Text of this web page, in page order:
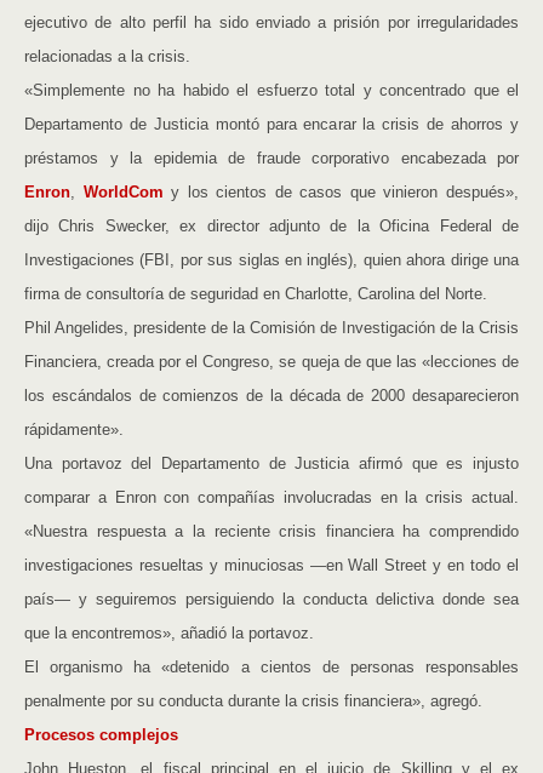
ejecutivo de alto perfil ha sido enviado a prisión por irregularidades
relacionadas a la crisis.
«Simplemente no ha habido el esfuerzo total y concentrado que el
Departamento de Justicia montó para encarar la crisis de ahorros y
préstamos y la epidemia de fraude corporativo encabezada por
Enron, WorldCom y los cientos de casos que vinieron después»,
dijo Chris Swecker, ex director adjunto de la Oficina Federal de
Investigaciones (FBI, por sus siglas en inglés), quien ahora dirige una
firma de consultoría de seguridad en Charlotte, Carolina del Norte.
Phil Angelides, presidente de la Comisión de Investigación de la Crisis
Financiera, creada por el Congreso, se queja de que las «lecciones de
los escándalos de comienzos de la década de 2000 desaparecieron
rápidamente».
Una portavoz del Departamento de Justicia afirmó que es injusto
comparar a Enron con compañías involucradas en la crisis actual.
«Nuestra respuesta a la reciente crisis financiera ha comprendido
investigaciones resueltas y minuciosas —en Wall Street y en todo el
país— y seguiremos persiguiendo la conducta delictiva donde sea
que la encontremos», añadió la portavoz.
El organismo ha «detenido a cientos de personas responsables
penalmente por su conducta durante la crisis financiera», agregó.
Procesos complejos
John Hueston, el fiscal principal en el juicio de Skilling y el ex